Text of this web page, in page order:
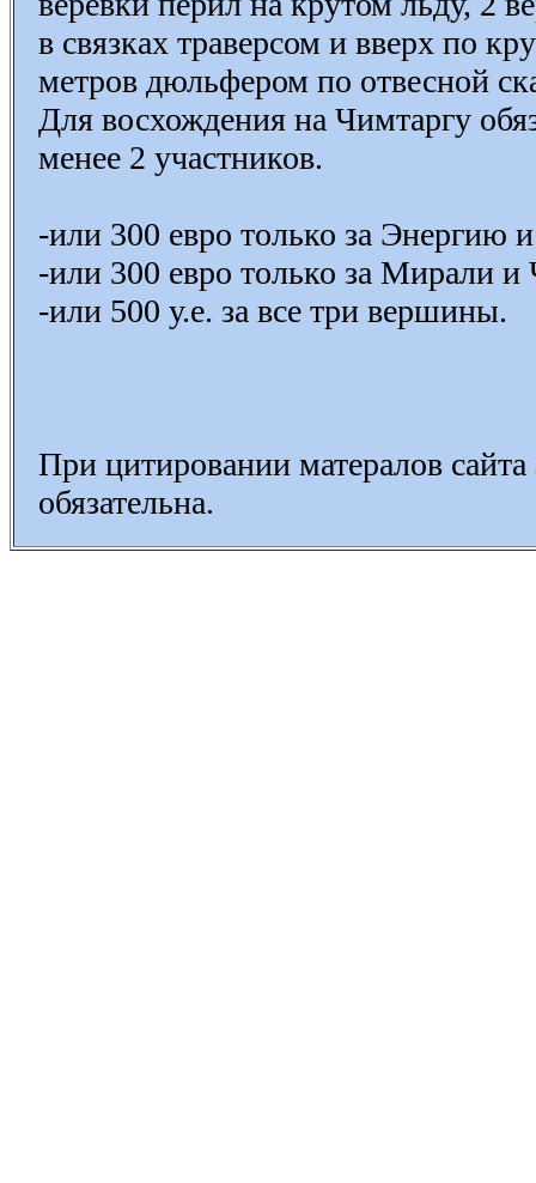
в связках траверсом и вверх по
метров дюльфером по отвесной
Для восхождения на Чимтаргу
менее 2 участников.
-или 300 евро только за Энергию
-или 300 евро только за Мирали и
-или 500 у.е. за все три вершины.
При цитировании матералов сайта
обязательна.